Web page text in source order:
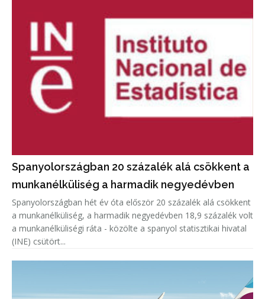
Spanyolországban 20 százalék alá csökkent a
munkanélküliség a harmadik negyedévben
Spanyolországban hét év óta először 20 százalék alá csökkent
a munkanélküliség, a harmadik negyedévben 18,9 százalék volt
a munkanélküliségi ráta - közölte a spanyol statisztikai hivatal
(INE) csütört...